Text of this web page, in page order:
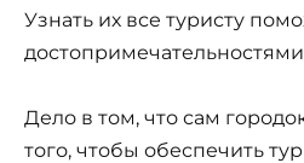
Узнать их все туристу
Дело в том, что сам
того, чтобы обеспечить